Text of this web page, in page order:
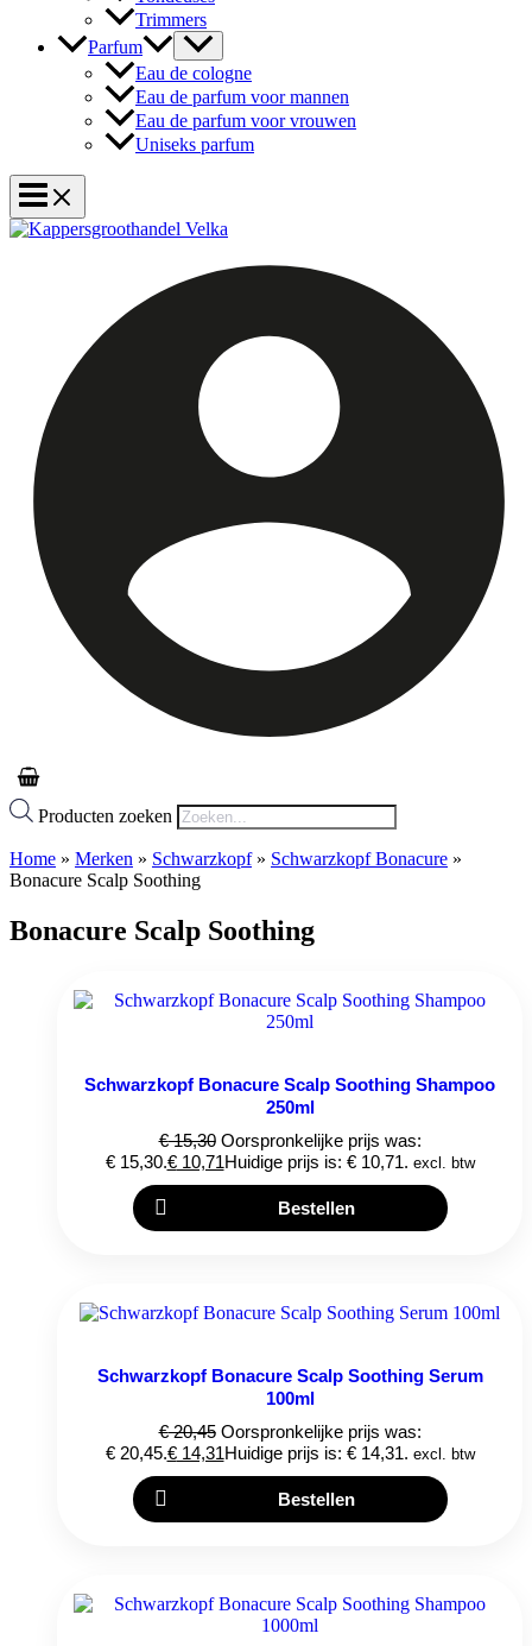
Trimmers
Parfum
Eau de cologne
Eau de parfum voor mannen
Eau de parfum voor vrouwen
Uniseks parfum
Producten zoeken
Home » Merken » Schwarzkopf» Schwarzkopf Bonacure »
Bonacure Scalp Soothing
Bonacure Scalp Soothing
Schwarzkopf Bonacure Scalp Soothing Shampoo
250ml
€15,30 Oorspronkelijke prijs was:
€ 15,30.€10,71Huidige prijs is: € 10,71. excl. btw
Bestellen
Schwarzkopf Bonacure Scalp Soothing Serum
100ml
€20,45 Oorspronkelijke prijs was:
€ 20,45.€14,31Huidige prijs is: € 14,31. excl. btw
Bestellen